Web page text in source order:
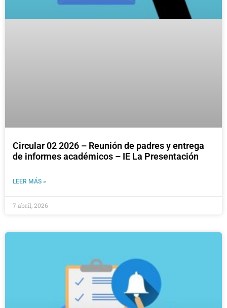
Circular 02 2026 – Reunión de padres y entrega
de informes académicos – IE La Presentación
LEER MÁS »
7 abril, 2026